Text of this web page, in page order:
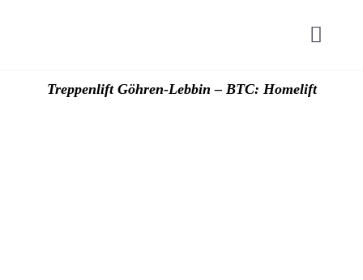
Treppenlift Göhren-Lebbin – BTC: Homelift